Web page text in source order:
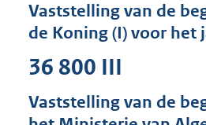
Vaststelling van de
de Koning (I) voor het
36 800 III
Vaststelling van de